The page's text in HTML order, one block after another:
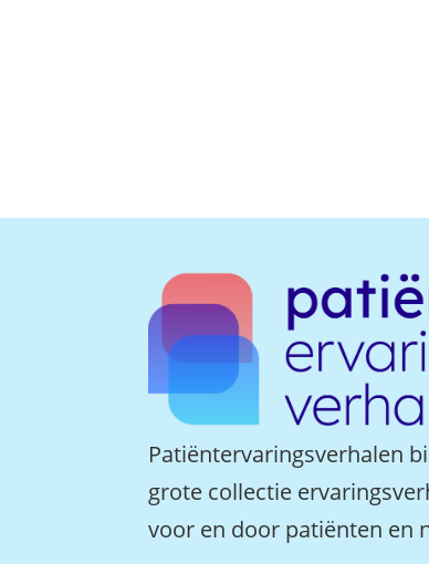
Patiëntervaringsverhalen
grote collectie
voor en door patiënten en